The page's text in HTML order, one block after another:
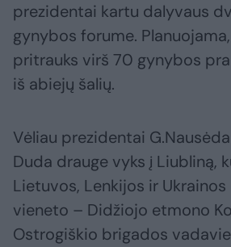
prezidentai kartu dalyvaus
gynybos forume.
pritrauks virš 70 gynybos
iš abiejų šalių.
Vėliau prezidentai
Duda drauge vyks į Liubliną,
Lietuvos, Lenkijos ir
vieneto – Didžiojo etmono
Ostrogiškio brigados